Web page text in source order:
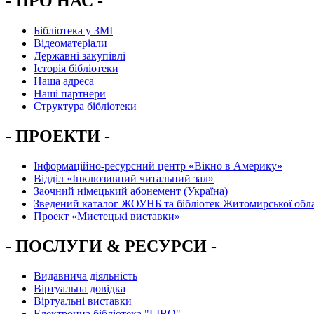
Бібліотека у ЗМІ
Відеоматеріали
Державні закупівлі
Історія бібліотеки
Наша адреса
Наші партнери
Структура бібліотеки
- ПРОЕКТИ -
Інформаційно-ресурсний центр «Вікно в Америку»
Вiддiл «Інклюзивний читальний зал»
Заочний німецький абонемент (Україна)
Зведений каталог ЖОУНБ та бібліотек Житомирської
Проект «Мистецькі виставки»
- ПОСЛУГИ & РЕСУРСИ -
Видавнича діяльність
Віртуальна довідка
Віртуальні виставки